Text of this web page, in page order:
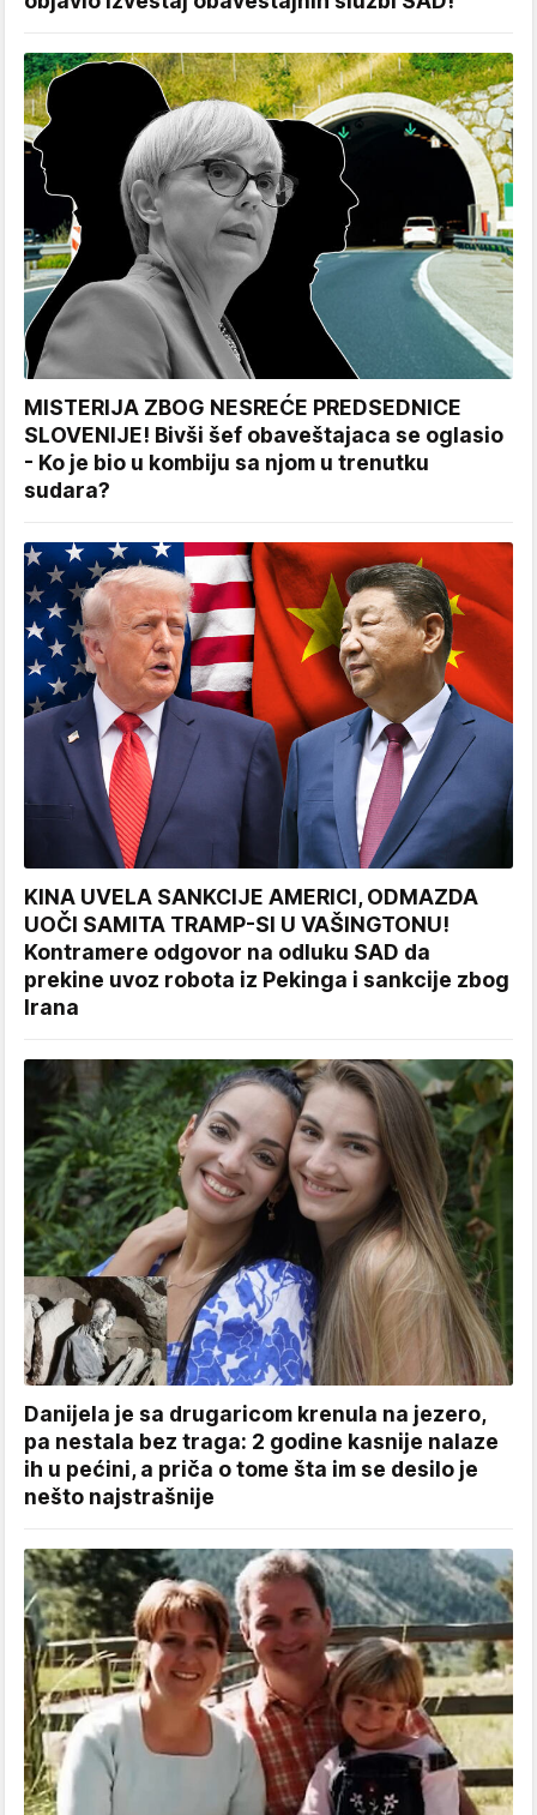
MISTERIJA ZBOG NESREĆE PREDSEDNICE
SLOVENIJE! Bivši šef obaveštajaca se oglasio
- Ko je bio u kombiju sa njom u trenutku
sudara?
KINA UVELA SANKCIJE AMERICI, ODMAZDA
UOČI SAMITA TRAMP-SI U VAŠINGTONU!
Kontramere odgovor na odluku SAD da
prekine uvoz robota iz Pekinga i sankcije zbog
Irana
Danijela je sa drugaricom krenula na jezero,
pa nestala bez traga: 2 godine kasnije nalaze
ih u pećini, a priča o tome šta im se desilo je
nešto najstrašnije